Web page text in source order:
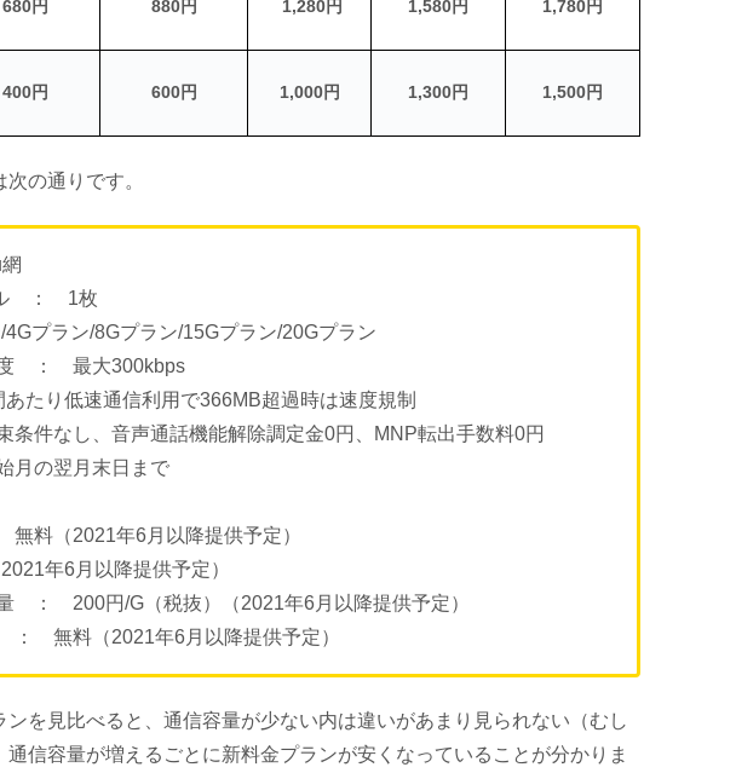
680円 880円 1,280円 1,580円 1,780円
400円 600円 1,000円 1,300円 1,500円
の通りです。
ル ： 1枚
プラン/8Gプラン/15Gプラン/20Gプラン
度 ： 最大300kbps
り低速通信利用で366MB超過時は速度規制
件なし、音声通話機能解除調定金0円、MNP転出手数料0円
の翌月末日まで
料（2021年6月以降提供予定）
年6月以降提供予定）
： 200円/G（税抜）（2021年6月以降提供予定）
無料（2021年6月以降提供予定）
ンを見比べると、通信容量が少ない内は違いがあまり見られない（むし
信容量が増えるごとに新料金プランが安くなっていることが分かりま